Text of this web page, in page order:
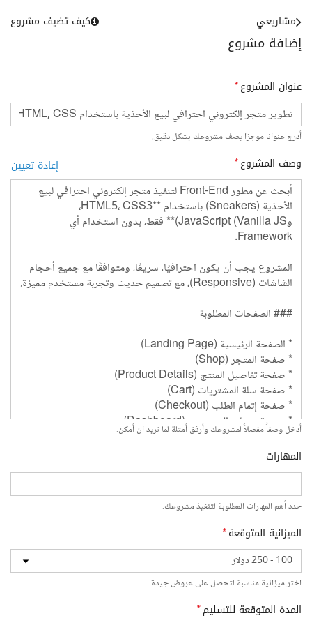
إضافة مشروع
مشاريعي كيف تضيف مشروع
عنوان المشروع*
أدرج عنوانا موجزا يصف مشروعك بشكل دقيق.
وصف المشروع* إعادة تعيين
أدخل وصفاً مفصلاً لمشروعك وأرفق أمثلة لما تريد ان أمكن.
المهارات
حدد أهم المهارات المطلوبة لتنفيذ مشروعك.
الميزانية المتوقعة*
اختر ميزانية مناسبة لتحصل على عروض جيدة
المدة المتوقعة للتسليم*